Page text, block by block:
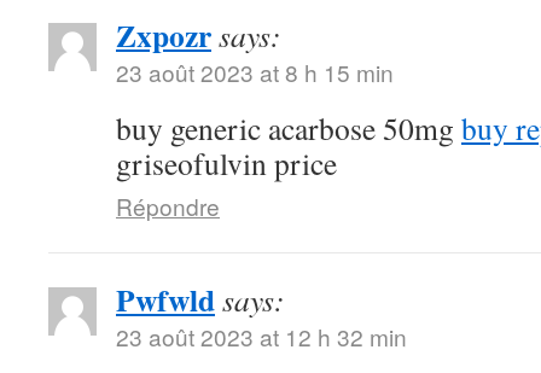
Zxpozrsays:
23 août 2023 at 8 h 15 min
buy generic acarbose 50mg buy
griseofulvin price
Répondre
Pwfwldsays:
23 août 2023 at 12 h 32 min